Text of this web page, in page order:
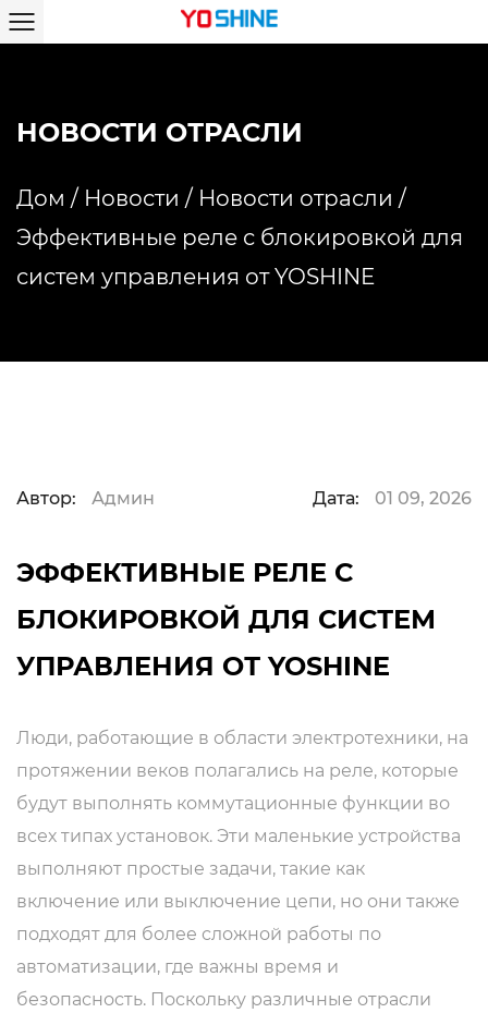
НОВОСТИ ОТРАСЛИ
Дом / Новости / Новости отрасли /
Эффективные реле с блокировкой для
систем управления от YOSHINE
Автор: Админ Дата: 01 09, 2026
ЭФФЕКТИВНЫЕ РЕЛЕ С
БЛОКИРОВКОЙ ДЛЯ СИСТЕМ
УПРАВЛЕНИЯ ОТ YOSHINE
Люди, работающие в области электротехники, на
протяжении веков полагались на реле, которые
будут выполнять коммутационные функции во
всех типах установок. Эти маленькие устройства
выполняют простые задачи, такие как
включение или выключение цепи, но они также
подходят для более сложной работы по
автоматизации, где важны время и
безопасность. Поскольку различные отрасли